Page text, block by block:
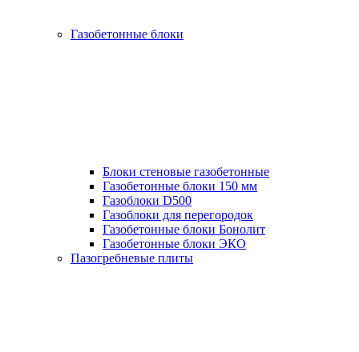
Газобетонные блоки
Блоки стеновые газобетонные
Газобетонные блоки 150 мм
Газоблоки D500
Газоблоки для перегородок
Газобетонные блоки Бонолит
Газобетонные блоки ЭКО
Пазогребневые плиты